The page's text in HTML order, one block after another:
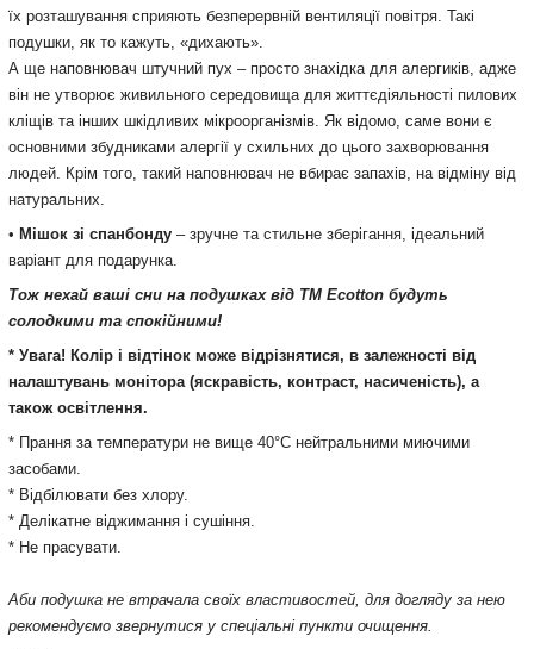
їх розташування сприяють безперервній вентиляції повітря. Такі
подушки, як то кажуть, «дихають».
А ще наповнювач штучний пух – просто знахідка для алергиків, адже
він не утворює живильного середовища для життєдіяльності пилових
кліщів та інших шкідливих мікроорганізмів. Як відомо, саме вони є
основними збудниками алергії у схильних до цього захворювання
людей. Крім того, такий наповнювач не вбирає запахів, на відміну від
натуральних.
• Мішок зі спанбонду– зручне та стильне зберігання, ідеальний
варіант для подарунка.
Тож нехай ваші сни на подушках від ТМ Ecotton будуть
солодкими та спокійними!
* Увага! Колір і відтінок може відрізнятися, в залежності від
налаштувань монітора (яскравість, контраст, насиченість), а
також освітлення.
Подробнее:
* Прання за температури не вище 40°С нейтральними миючими
засобами.
* Відбілювати без хлору.
* Делікатне віджимання і сушіння.
* Не прасувати.
Аби подушка не втрачала своїх властивостей, для догляду за нею
рекомендуємо звернутися у спеціальні пункти очищення.